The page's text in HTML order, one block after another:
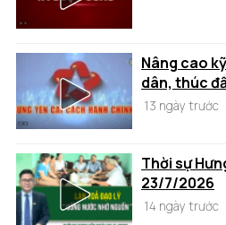
Nâng cao
dân, thúc
13 ngày trước
Thời sự
23/7/2026
14 ngày trước